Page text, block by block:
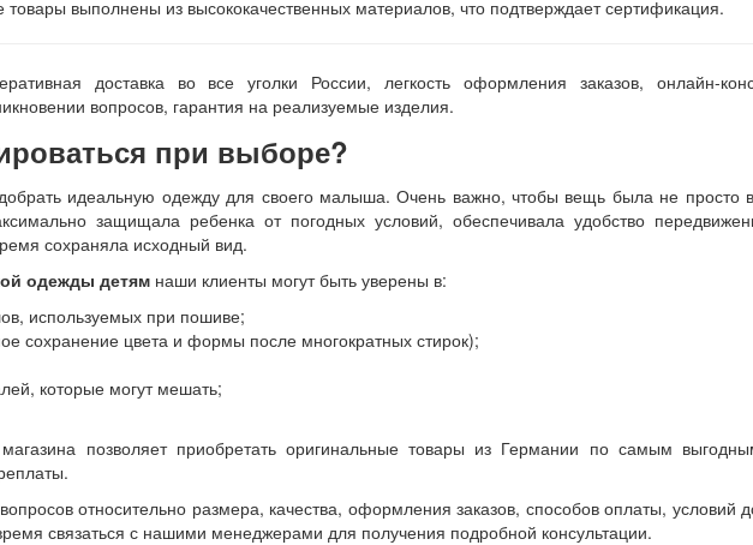
товары выполнены из высококачественных материалов, что подтверждает сертификация.
доставка во все уголки России, легкость оформления заказов, онлайн-
вопросов, гарантия на реализуемые изделия.
при выборе?
идеальную одежду для своего малыша. Очень важно, чтобы вещь была не просто
защищала ребенка от погодных условий, обеспечивала удобство
сохраняла исходный вид.
одежды детям наши клиенты могут быть уверены в:
используемых при пошиве;
сохранение цвета и формы после многократных стирок);
которые могут мешать;
позволяет приобретать оригинальные товары из Германии по самым
относительно размера, качества, оформления заказов, способов оплаты, условий
связаться с нашими менеджерами для получения подробной консультации.